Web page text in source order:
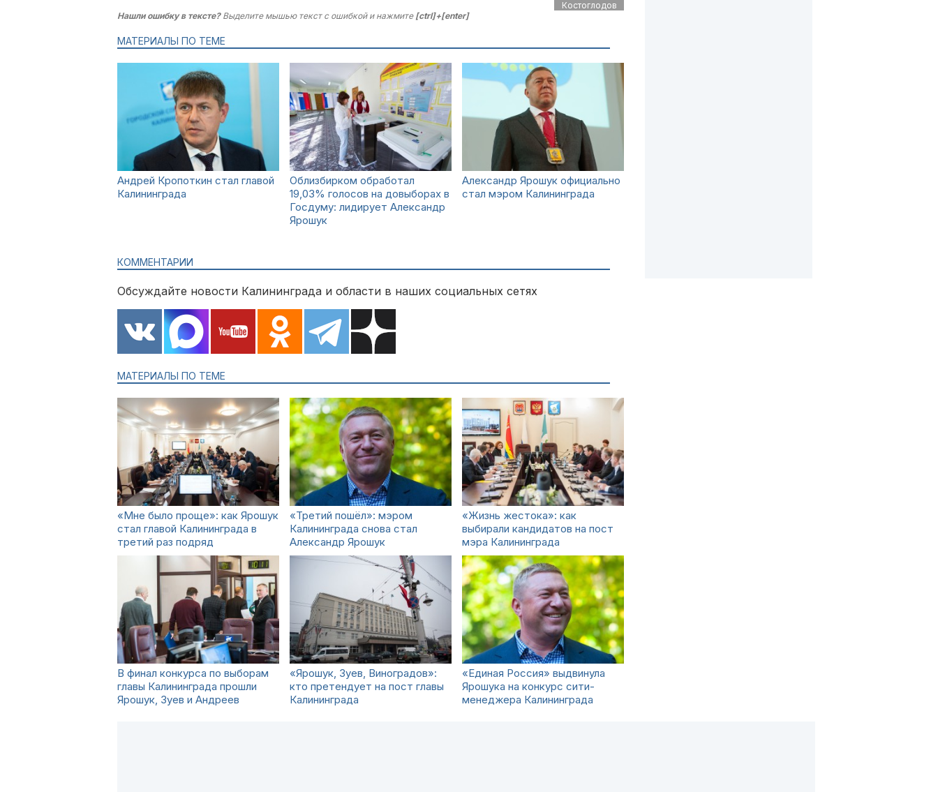
Костоглодов
Нашли ошибку в тексте?Выделите мышью текст с ошибкой и нажмите [ctrl]+[enter]
МАТЕРИАЛЫ ПО ТЕМЕ
Андрей Кропоткин стал главой
Калининграда
Облизбирком обработал
19,03% голосов на довыборах в
Госдуму: лидирует Александр
Ярошук
Александр Ярошук официально
стал мэром Калининграда
КОММЕНТАРИИ
Обсуждайте новости Калининграда и области в наших социальных сетях
МАТЕРИАЛЫ ПО ТЕМЕ
«Мне было проще»: как Ярошук
стал главой Калининграда в
третий раз подряд
«Третий пошёл»: мэром
Калининграда снова стал
Александр Ярошук
«Жизнь жестока»: как
выбирали кандидатов на пост
мэра Калининграда
В финал конкурса по выборам
главы Калининграда прошли
Ярошук, Зуев и Андреев
«Ярошук, Зуев, Виноградов»:
кто претендует на пост главы
Калининграда
«Единая Россия» выдвинула
Ярошука на конкурс сити-
менеджера Калининграда